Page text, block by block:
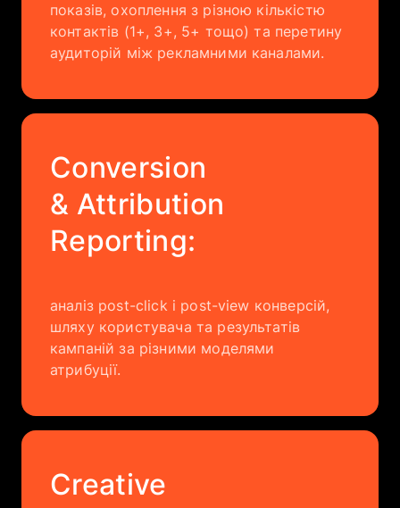
показів, охоплення з різною кількістю
контактів (1+, 3+, 5+ тощо) та перетину
аудиторій між рекламними каналами.
Conversion
& Attribution
Reporting:
аналіз post-click і post-view конверсій,
шляху користувача та результатів
кампаній за різними моделями
атрибуції.
Creative